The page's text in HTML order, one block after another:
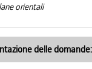
orientali
delle